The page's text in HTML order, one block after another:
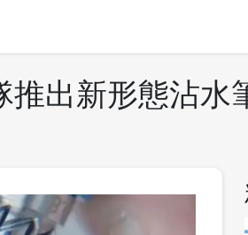
出新形態沾水